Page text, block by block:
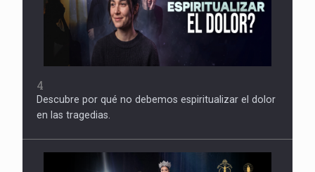
4
Descubre por qué no debemos espiritualizar el dolor
en las tragedias.